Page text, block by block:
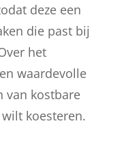
deze een
die past bij
het
waardevolle
van kostbare
koesteren.